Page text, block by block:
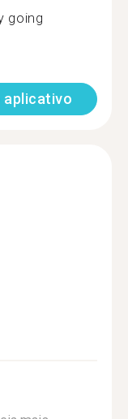
going
aplicativo